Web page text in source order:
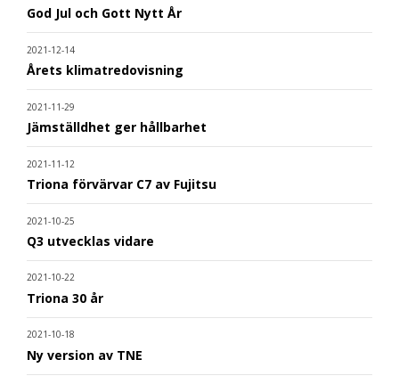
God Jul och Gott Nytt År
2021-12-14
Årets klimatredovisning
2021-11-29
Jämställdhet ger hållbarhet
2021-11-12
Triona förvärvar C7 av Fujitsu
2021-10-25
Q3 utvecklas vidare
2021-10-22
Triona 30 år
2021-10-18
Ny version av TNE